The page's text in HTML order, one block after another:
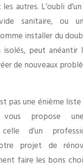
autres. L’oubli
sanitaire, ou
installer du
isolés, peut anéantir
de nouveaux
pas une énième liste
propose
d’un
projet de
faire les bons